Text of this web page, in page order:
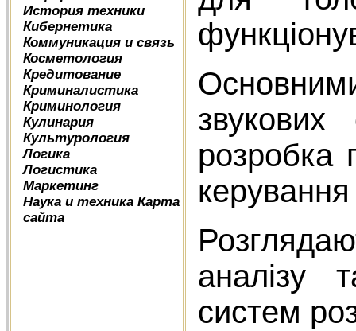
История техники
Кибернетика
Коммуникация и связь
Косметология
Кредитование
Криминалистика
Криминология
Кулинария
Культурология
Логика
Логистика
Маркетинг
Наука и техника Карта
сайта
звукових
розробка
аналізу
систем